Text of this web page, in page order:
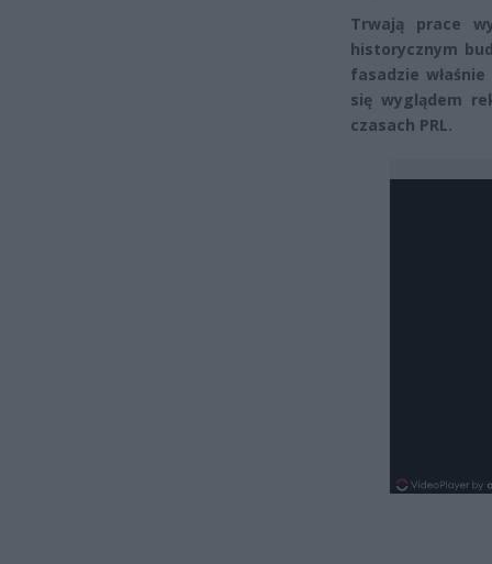
Trwają prace
historycznym
fasadzie
się wyglądem
czasach PRL.